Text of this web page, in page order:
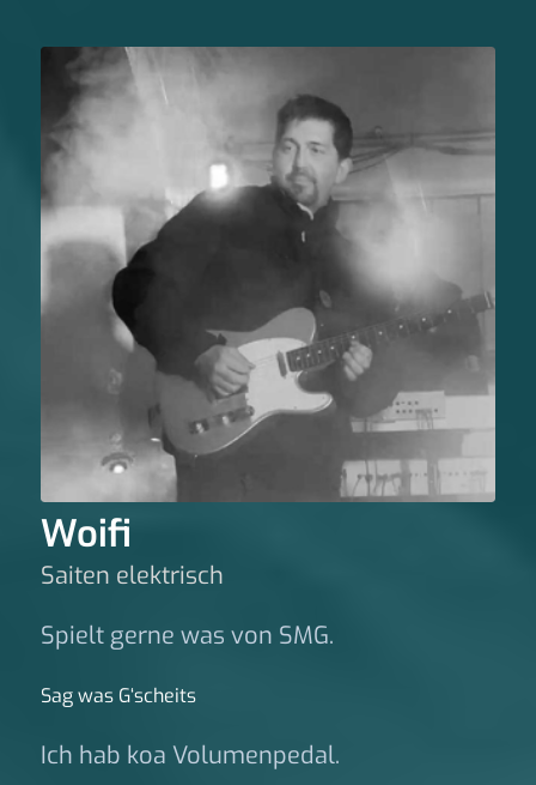
Woifi
Saiten elektrisch
Spielt gerne was von SMG.
Sag was G‘scheits
Ich hab koa Volumenpedal.